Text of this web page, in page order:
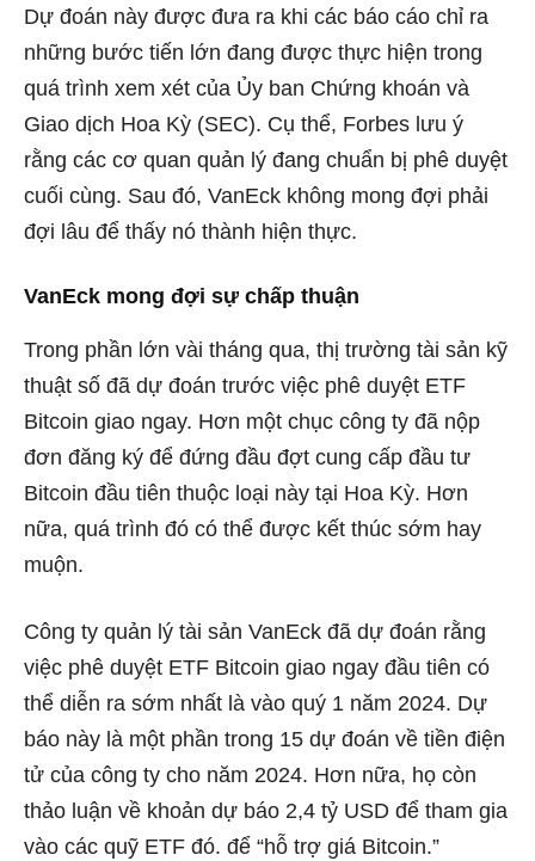
Dự đoán này được đưa ra khi các báo cáo chỉ ra
những bước tiến lớn đang được thực hiện trong
quá trình xem xét của Ủy ban Chứng khoán và
Giao dịch Hoa Kỳ (SEC). Cụ thể, Forbes lưu ý
rằng các cơ quan quản lý đang chuẩn bị phê duyệt
cuối cùng. Sau đó, VanEck không mong đợi phải
đợi lâu để thấy nó thành hiện thực.
VanEck mong đợi sự chấp thuận
Trong phần lớn vài tháng qua, thị trường tài sản kỹ
thuật số đã dự đoán trước việc phê duyệt ETF
Bitcoin giao ngay. Hơn một chục công ty đã nộp
đơn đăng ký để đứng đầu đợt cung cấp đầu tư
Bitcoin đầu tiên thuộc loại này tại Hoa Kỳ. Hơn
nữa, quá trình đó có thể được kết thúc sớm hay
muộn.
Công ty quản lý tài sản VanEck đã dự đoán rằng
việc phê duyệt ETF Bitcoin giao ngay đầu tiên có
thể diễn ra sớm nhất là vào quý 1 năm 2024. Dự
báo này là một phần trong 15 dự đoán về tiền điện
tử của công ty cho năm 2024. Hơn nữa, họ còn
thảo luận về khoản dự báo 2,4 tỷ USD để tham gia
vào các quỹ ETF đó. để “hỗ trợ giá Bitcoin.”